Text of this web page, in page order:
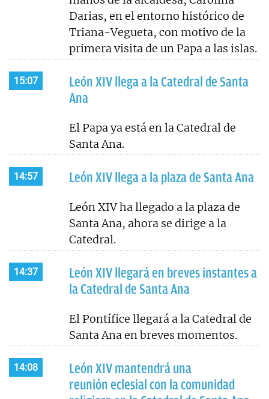
Darias, en el entorno histórico de
Triana-Vegueta, con motivo de la
primera visita de un Papa a las islas.
15:07
León XIV llega a la Catedral de Santa
Ana
El Papa ya está en la Catedral de
Santa Ana.
14:57 León XIV llega a la plaza de Santa Ana
León XIV ha llegado a la plaza de
Santa Ana, ahora se dirige a la
Catedral.
14:37
León XIV llegará en breves instantes a
la Catedral de Santa Ana
El Pontífice llegará a la Catedral de
Santa Ana en breves momentos.
14:08
León XIV mantendrá una
reunión eclesial con la comunidad